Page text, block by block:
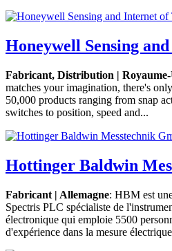
Honeywell Sensing
Fabricant, Distribution |
matches your imagination, there's
50,000 products ranging from snap
switches to position, speed and...
Hottinger Baldwin
Fabricant | Allemagne: HBM est
Spectris PLC spécialiste de
électronique qui emploie 5500
d'expérience dans la mesure